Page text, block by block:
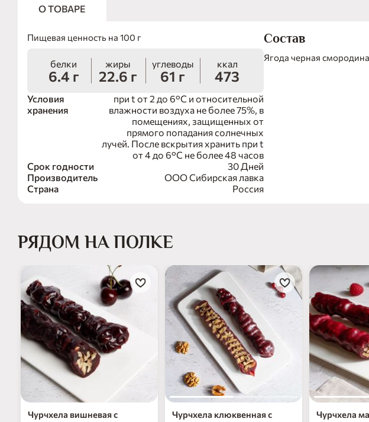
О ТОВАРЕ
Пищевая ценность на 100 г
белки
6.4 г
жиры
22.6 г
углеводы
61 г
ккал
473
Условия
хранения
при t от 2 до 6°С и относительной
влажности воздуха не более 75%, в
помещениях, защищенных от
прямого попадания солнечных
лучей. После вскрытия хранить при t
от 4 до 6°С не более 48 часов
Срок годности
30 Дней
Производитель
ООО Сибирская лавка
Страна
Россия
Состав
Ягода черная
РЯДОМ НА ПОЛКЕ
Чурчхела вишневая с
Чурчхела клюквенная с
Чурчхела